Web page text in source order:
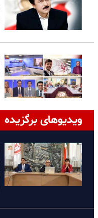
ویدیوهای برگزیده